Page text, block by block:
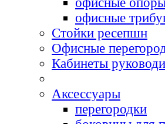
офисные
Cтойки ресепшн
Офисные
Кабинеты
Аксессуары
перегородки